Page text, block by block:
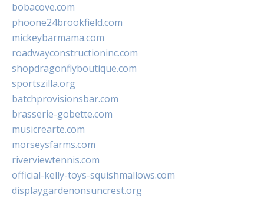
bobacove.com
phoone24brookfield.com
mickeybarmama.com
roadwayconstructioninc.com
shopdragonflyboutique.com
sportszilla.org
batchprovisionsbar.com
brasserie-gobette.com
musicrearte.com
morseysfarms.com
riverviewtennis.com
official-kelly-toys-squishmallows.com
displaygardenonsuncrest.org